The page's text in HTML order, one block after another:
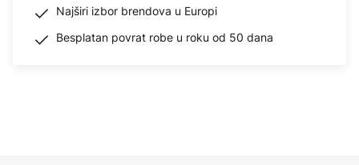
Najširi izbor brendova u Europi
Besplatan povrat robe u roku od 50 dana